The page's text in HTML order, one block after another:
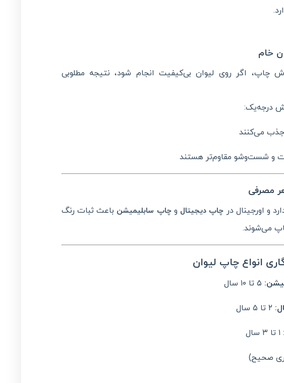
چاپ، اگر روی لیوان بی‌کیفیت انجام شود، نتیجه مطلوبی
درجه‌یک:
جذب می‌کنند
و شست‌وشو مقاوم‌تر هستند
و اورجینال در چاپ دیجیتال وچاپ سابلیمیشن باعث ثبات رنگ
می‌شوند.
انواع چاپ لیوان
صحیح)